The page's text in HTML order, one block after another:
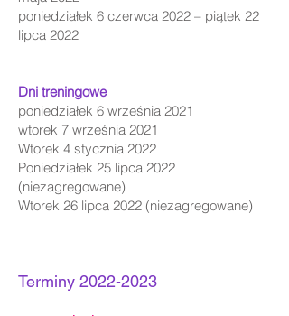
poniedziałek 6 czerwca 2022 – piątek 22
lipca 2022
Dni treningowe
poniedziałek 6 września 2021
wtorek 7 września 2021
Wtorek 4 stycznia 2022
Poniedziałek 25 lipca 2022
(niezagregowane)
Wtorek 26 lipca 2022 (niezagregowane)
Terminy 2022-2023